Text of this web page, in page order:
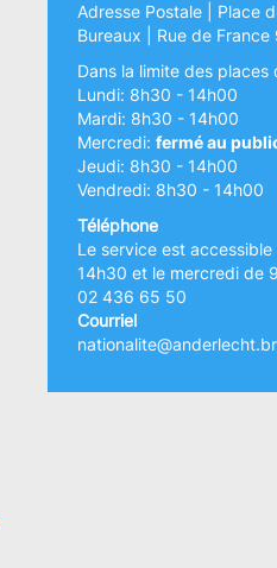
Adresse Postale | Place
Bureaux | Rue de France
Dans la limite des places
Lundi: 8h30 - 14h00
Mardi: 8h30 - 14h00
Mercredi: fermé au
Jeudi: 8h30 - 14h00
Vendredi: 8h30 - 14h00
Téléphone
Le service est
14h30 et le mercredi de
02 436 65 50
Courriel